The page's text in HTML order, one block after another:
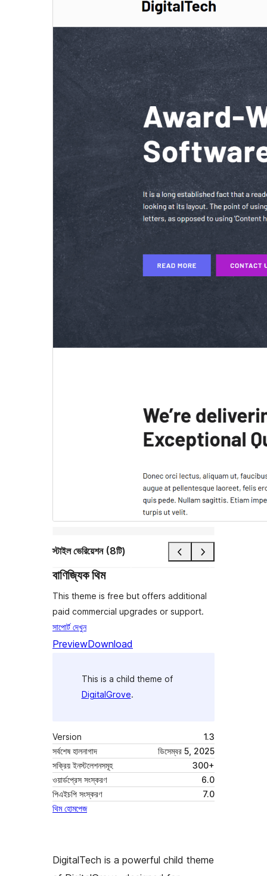
স্টাইল ভেরিয়েশন (8টি)
বাণিজ্যিক থিম
This theme is free but offers additional
paid commercial upgrades or support.
সাপোর্ট দেখুন
PreviewDownload
This is a child theme of
DigitalGrove.
Version
1.3
সর্বশেষ হালনাগাদ
ডিসেম্বর 5, 2025
সক্রিয় ইনস্টলেশনসমূহ
300+
ওয়ার্ডপ্রেস সংস্করণ
6.0
পিএইচপি সংস্করণ
7.0
থিম হোমপেজ
DigitalTech is a powerful child theme